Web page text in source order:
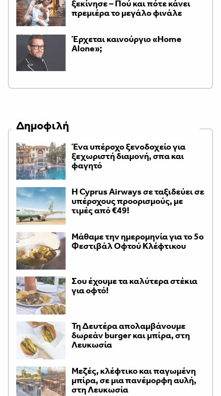
ξεκίνησε – Πού και πότε κάνει
πρεμιέρα το μεγάλο φινάλε
Έρχεται καινούργιο «Home
Alone»;
Δημοφιλή
Ένα υπέροχο ξενοδοχείο για
ξεχωριστή διαμονή, σπα και
φαγητό
H Cyprus Airways σε ταξιδεύει σε
υπέροχους προορισμούς, με
τιμές από €49!
Μάθαμε την ημερομηνία για το 5ο
Φεστιβάλ Οφτού Κλέφτικου
Σου έχουμε τα καλύτερα στέκια
για οφτό!
Τη Δευτέρα απολαμβάνουμε
δωρεάν burger και μπίρα, στη
Λευκωσία
Μεζές, κλέφτικο και παγωμένη
μπίρα, σε μια πανέμορφη αυλή,
στη Λευκωσία